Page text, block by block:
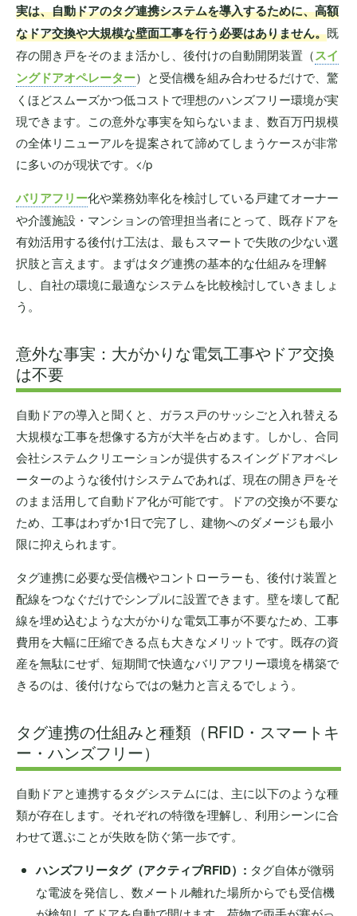
実は、自動ドアのタグ連携システムを導入するために、高額
なドア交換や大規模な壁面工事を行う必要はありません。既
存の開き戸をそのまま活かし、後付けの自動開閉装置（スイ
ングドアオペレーター）と受信機を組み合わせるだけで、驚
くほどスムーズかつ低コストで理想のハンズフリー環境が実
現できます。この意外な事実を知らないまま、数百万円規模
の全体リニューアルを提案されて諦めてしまうケースが非常
に多いのが現状です。</p
バリアフリー化や業務効率化を検討している戸建てオーナー
や介護施設・マンションの管理担当者にとって、既存ドアを
有効活用する後付け工法は、最もスマートで失敗の少ない選
択肢と言えます。まずはタグ連携の基本的な仕組みを理解
し、自社の環境に最適なシステムを比較検討していきましょ
う。
意外な事実：大がかりな電気工事やドア交換
は不要
自動ドアの導入と聞くと、ガラス戸のサッシごと入れ替える
大規模な工事を想像する方が大半を占めます。しかし、合同
会社システムクリエーションが提供するスイングドアオペレ
ーターのような後付けシステムであれば、現在の開き戸をそ
のまま活用して自動ドア化が可能です。ドアの交換が不要な
ため、工事はわずか1日で完了し、建物へのダメージも最小
限に抑えられます。
タグ連携に必要な受信機やコントローラーも、後付け装置と
配線をつなぐだけでシンプルに設置できます。壁を壊して配
線を埋め込むような大がかりな電気工事が不要なため、工事
費用を大幅に圧縮できる点も大きなメリットです。既存の資
産を無駄にせず、短期間で快適なバリアフリー環境を構築で
きるのは、後付けならではの魅力と言えるでしょう。
タグ連携の仕組みと種類（RFID・スマートキ
ー・ハンズフリー）
自動ドアと連携するタグシステムには、主に以下のような種
類が存在します。それぞれの特徴を理解し、利用シーンに合
わせて選ぶことが失敗を防ぐ第一歩です。
ハンズフリータグ（アクティブRFID）: タグ自体が微弱
な電波を発信し、数メートル離れた場所からでも受信機